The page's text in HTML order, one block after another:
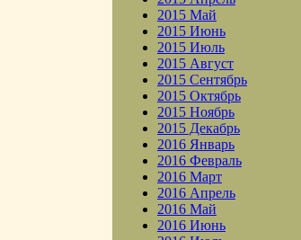
2015 Май
2015 Июнь
2015 Июль
2015 Август
2015 Сентябрь
2015 Октябрь
2015 Ноябрь
2015 Декабрь
2016 Январь
2016 Февраль
2016 Март
2016 Апрель
2016 Май
2016 Июнь